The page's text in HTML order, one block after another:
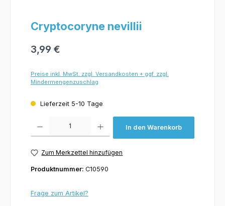
Cryptocoryne nevillii
3,99 €
Preise inkl. MwSt. zzgl. Versandkosten + ggf. zzgl.
Mindermengenzuschlag
Lieferzeit 5-10 Tage
In den Warenkorb
Zum Merkzettel hinzufügen
Produktnummer: C10590
Frage zum Artikel?